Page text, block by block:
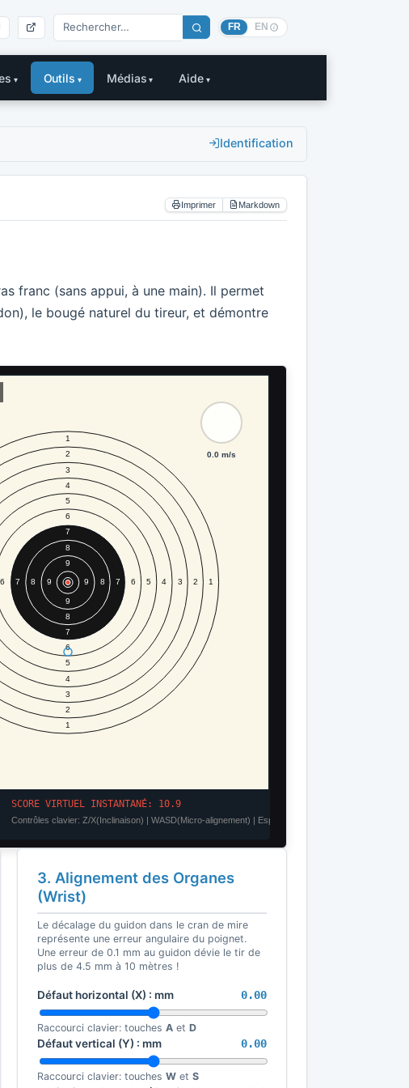
FR EN
Outils Médias Aide
Identification
Imprimer Markdown
franc (sans appui, à une main). Il permet
le bougé naturel du tireur, et démontre
3. Alignement des Organes
(Wrist)
Le décalage du guidon dans le cran de mire
représente une erreur angulaire du poignet.
Une erreur de 0.1 mm au guidon dévie le tir de
plus de 4.5 mm à 10 mètres !
Défaut horizontal (X) : 0.00
mm
Raccourci clavier: touches A et D
Défaut vertical (Y) : 0.00
mm
Raccourci clavier: touches W et S